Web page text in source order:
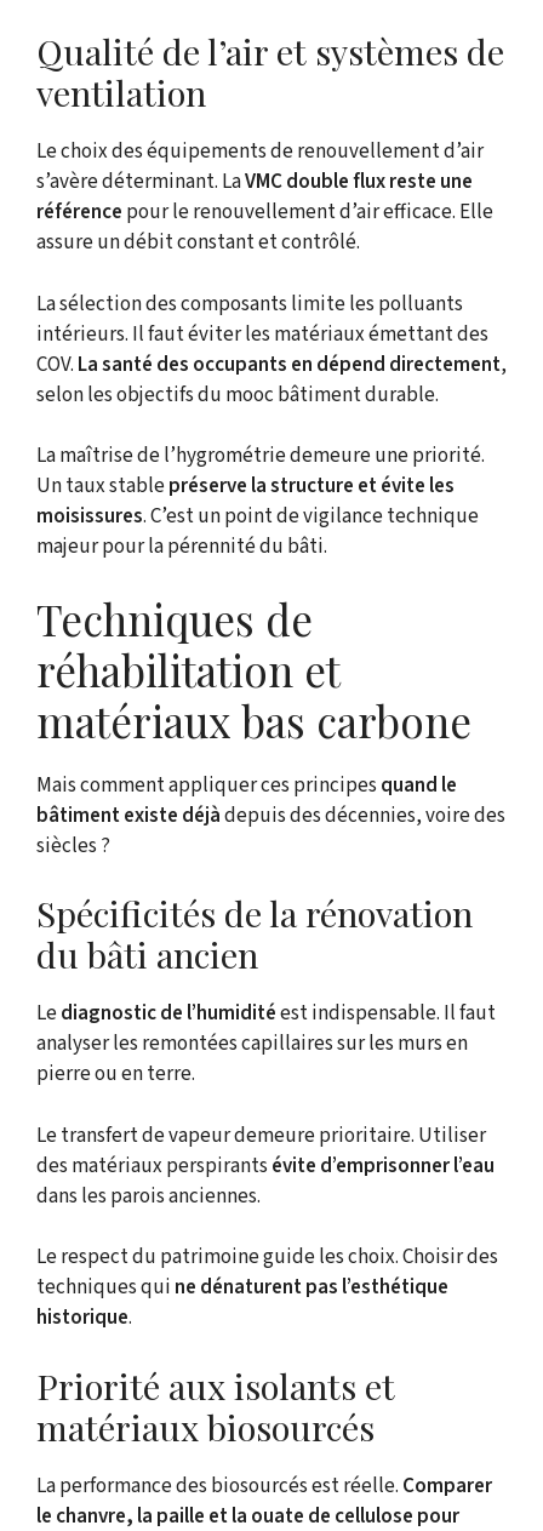
Qualité de l’air et systèmes de
ventilation
Le choix des équipements de renouvellement d’air
s’avère déterminant. LaVMC double flux reste une
référence pour le renouvellement d’air efficace. Elle
assure un débit constant et contrôlé.
La sélection des composants limite les polluants
intérieurs. Il faut éviter les matériaux émettant des
COV. La santé des occupants en dépend directement,
selon les objectifs du mooc bâtiment durable.
La maîtrise de l’hygrométrie demeure une priorité.
Un taux stablepréserve la structure et évite les
moisissures. C’est un point de vigilance technique
majeur pour la pérennité du bâti.
Techniques de
réhabilitation et
matériaux bas carbone
Mais comment appliquer ces principes quand le
bâtiment existe déjàdepuis des décennies, voire des
siècles ?
Spécificités de la rénovation
du bâti ancien
Lediagnostic de l’humiditéest indispensable. Il faut
analyser les remontées capillaires sur les murs en
pierre ou en terre.
Le transfert de vapeur demeure prioritaire. Utiliser
des matériaux perspirants évite d’emprisonner l’eau
dans les parois anciennes.
Le respect du patrimoine guide les choix. Choisir des
techniques qui ne dénaturent pas l’esthétique
historique.
Priorité aux isolants et
matériaux biosourcés
La performance des biosourcés est réelle. Comparer
le chanvre, la paille et la ouate de cellulose pour